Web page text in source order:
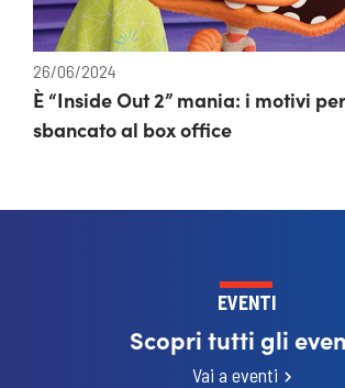
26/06/2024
È “Inside Out 2” mania: i motivi
sbancato al box office
EVENTI
Scopri tutti gli
Vai a eventi